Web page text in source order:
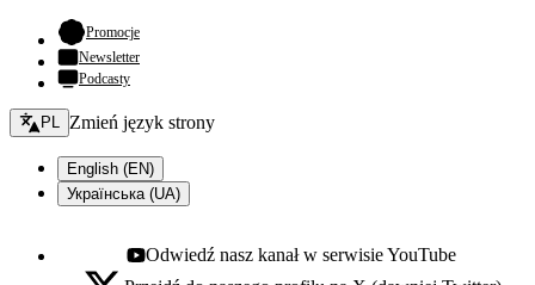
Promocje- otwiera się w nowej karcie
Newsletter
Podcasty
Zmień język - bieżący:
PL Zmień język strony
English (EN)
Українська (UA)
Youtube - otwiera się w nowej karcie
Odwiedź nasz kanał w serwisie YouTube